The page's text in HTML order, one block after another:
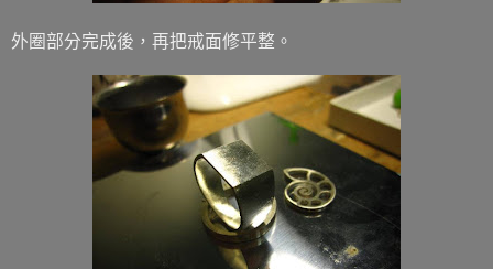
外圈部分完成後，再把戒面修平整。